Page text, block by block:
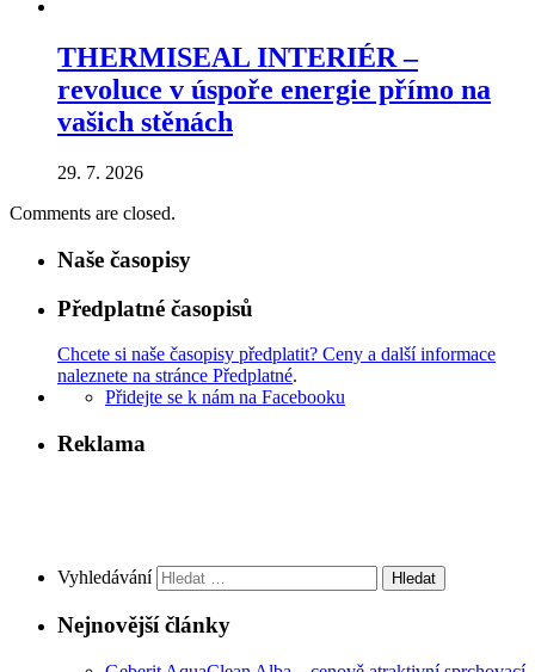
THERMISEAL INTERIÉR –
revoluce v úspoře energie přímo na
vašich stěnách
29. 7. 2026
Comments are closed.
Naše časopisy
Předplatné časopisů
Chcete si naše časopisy předplatit? Ceny a další informace
naleznete na stránce Předplatné.
Přidejte se k nám na Facebooku
Reklama
Vyhledávání
Nejnovější články